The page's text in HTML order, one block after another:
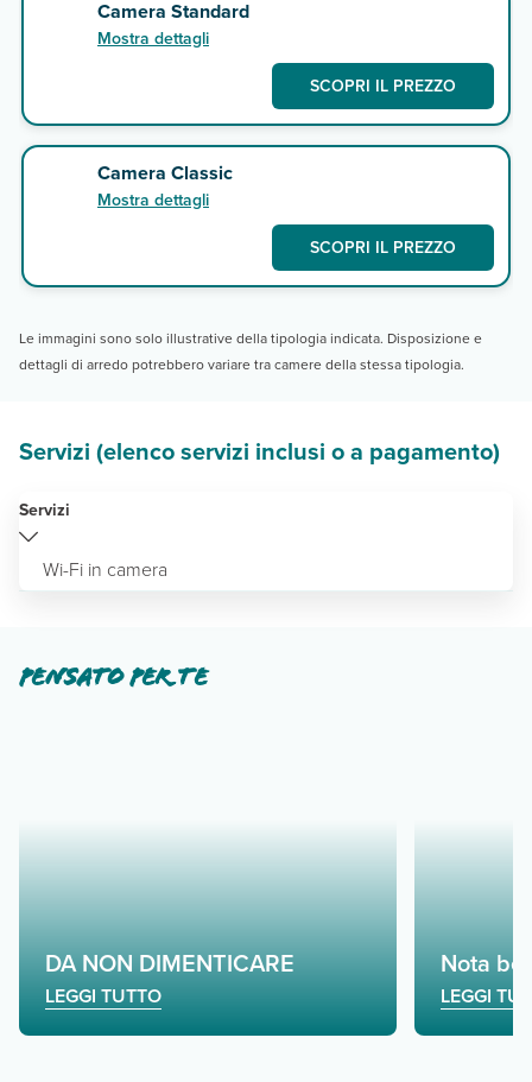
Camera Standard
Mostra dettagli
SCOPRI IL PREZZO
Camera Classic
Mostra dettagli
SCOPRI IL PREZZO
Le immagini sono solo illustrative della tipologia indicata. Disposizione e
dettagli di arredo potrebbero variare tra camere della stessa tipologia.
Servizi (elenco servizi inclusi o a pagamento)
Servizi
Wi-Fi in camera
Pensato per te
DA NON DIMENTICARE
LEGGI TUTTO
Nota
LEGGI